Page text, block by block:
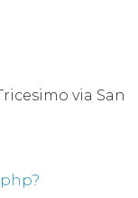
via San